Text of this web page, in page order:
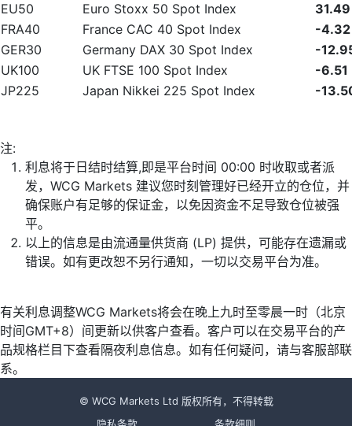
EU50
Euro Stoxx 50 Spot Index
31.49
FRA40
France CAC 40 Spot Index
-4.32
GER30
Germany DAX 30 Spot Index
-
UK100
UK FTSE 100 Spot Index
-6.51
JP225
Japan Nikkei 225 Spot Index -
注:
利息将于日结时结算,即是平台时间 00:00 时收取或者派
发，WCG Markets 建议您时刻管理好已经开立的仓位，并
确保账户有足够的保证金，以免因资金不足导致仓位被强
平。
以上的信息是由流通量供货商 (LP) 提供，可能存在遗漏或
错误。如有更改恕不另行通知，一切以交易平台为准。
有关利息调整WCG Markets将会在晚上九时至零晨一时（北京
时间GMT+8）间更新以供客户查看。客户可以在交易平台的产
品规格栏目下查看隔夜利息信息。如有任何疑问，请与客服部联
系。
© WCG Markets Ltd 版权所有，不得转载